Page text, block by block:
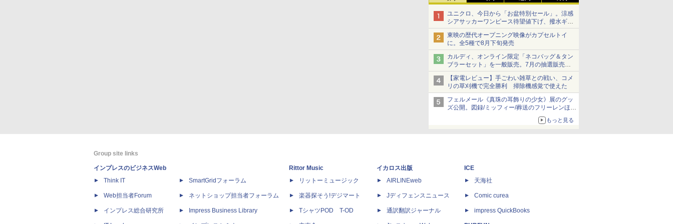
ユニクロ、今日から「お盆特別セール」。涼感
シアサッカーワンピース待望値下げ、撥水ギア
ショーツは1990円に
東映の歴代オープニング映像がカプセルトイ
に。全5種で8月下旬発売
カルディ、オンライン限定「ネコバッグ＆タン
ブラーセット」を一般販売。7月の抽選販売の
当選無効分
【家電レビュー】手ごわい雑草との戦い、コメ
リの草刈機で完全勝利 掃除機感覚で使えた
フェルメール《真珠の耳飾りの少女》展のグッ
ズ公開。図録/ミッフィー/葬送のフリーレンほ
もっと見る
Group site links
インプレスのビジネスWeb
Think IT
Web担当者Forum
インプレス総合研究所
SmartGridフォーラム
ネットショップ担当者フォーラム
Impress Business Library
Rittor Music
リットーミュージック
楽器探そう!デジマート
TシャツPOD T-OD
イカロス出版
AIRLINEweb
Jディフェンスニュース
通訳翻訳ジャーナル
ICE
天海社
Comic curea
impress QuickBooks